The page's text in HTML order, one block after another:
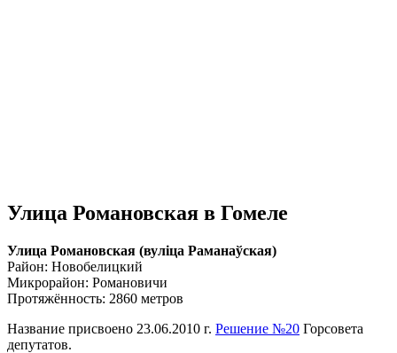
Улица Романовская в Гомеле
Улица Романовская (вулiца Раманаўская)
Район: Новобелицкий
Микрорайон: Романовичи
Протяжённость: 2860 метров
Название присвоено 23.06.2010 г. Решение №20 Горсовета
депутатов.